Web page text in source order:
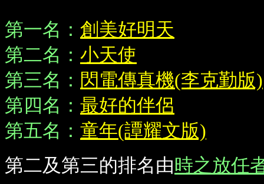
第一名： 創美好明天
第二名： 小天使
第三名： 閃電傳真機(李克勤版)
第四名： 最好的伴侶
第五名： 童年(譚耀文版)
第二及第三的排名由時之放任